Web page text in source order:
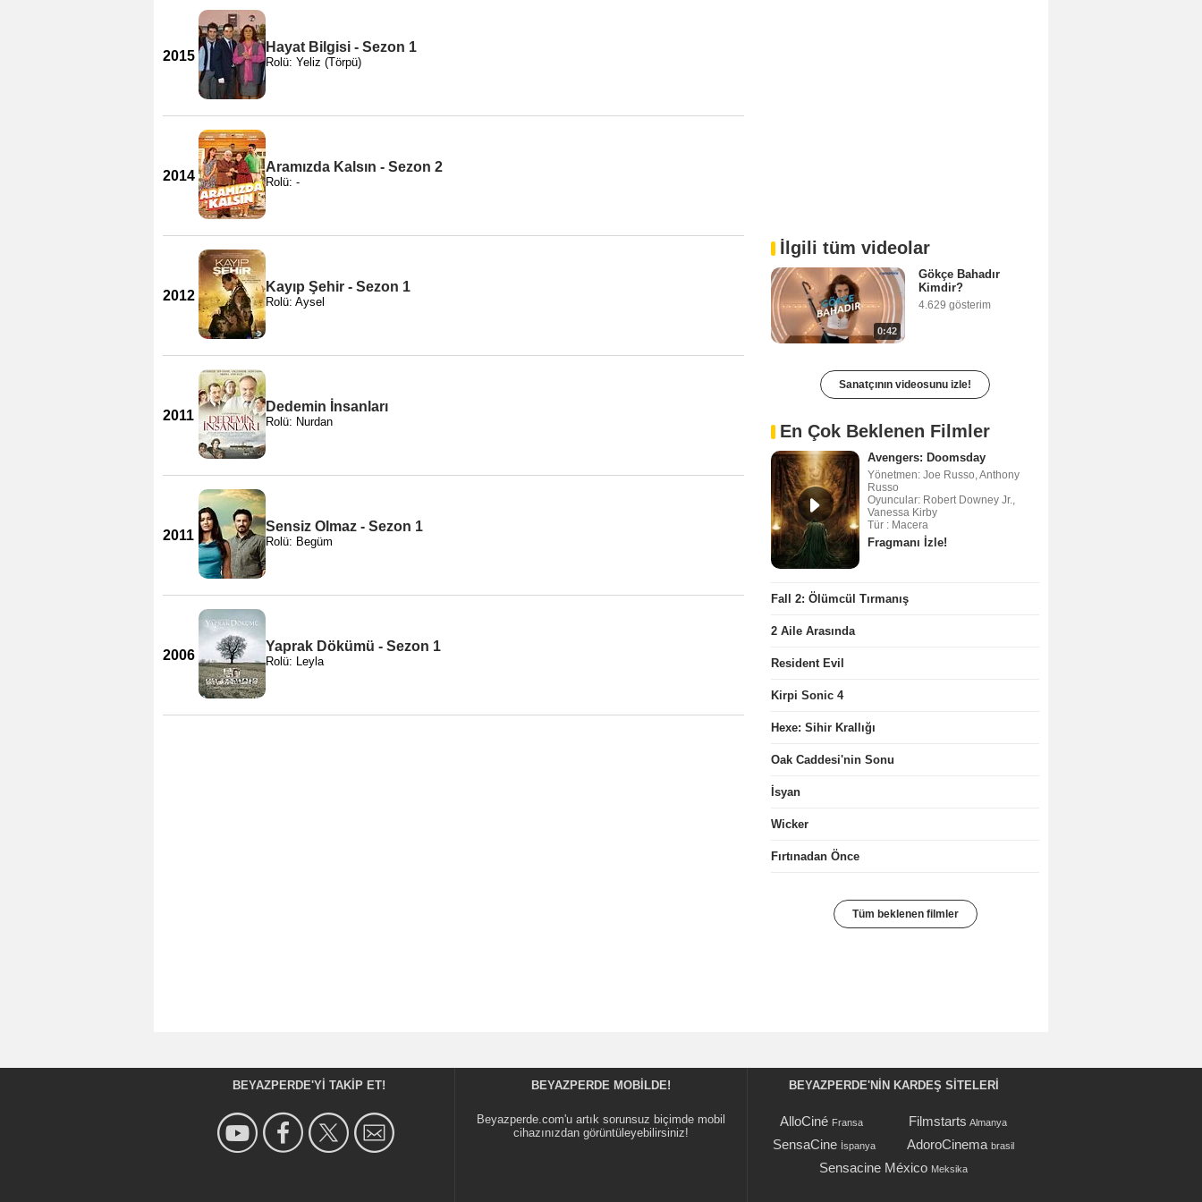
2015
Hayat Bilgisi - Sezon 1
Rolü: Yeliz (Törpü)
2014
Aramızda Kalsın - Sezon 2
Rolü: -
2012
Kayıp Şehir - Sezon 1
Rolü: Aysel
2011
Dedemin İnsanları
Rolü: Nurdan
2011
Sensiz Olmaz - Sezon 1
Rolü: Begüm
2006
Yaprak Dökümü - Sezon 1
Rolü: Leyla
İlgili tüm videolar
0:42
Gökçe Bahadır
Kimdir?
4.629 gösterim
Sanatçının videosunu izle!
En Çok Beklenen Filmler
Avengers: Doomsday
Yönetmen: Joe Russo, Anthony
Russo
Oyuncular: Robert Downey Jr.,
Vanessa Kirby
Tür : Macera
Fragmanı İzle!
Fall 2: Ölümcül Tırmanış
2 Aile Arasında
Resident Evil
Kirpi Sonic 4
Hexe: Sihir Krallığı
Oak Caddesi'nin Sonu
İsyan
Wicker
Fırtınadan Önce
Tüm beklenen filmler
BEYAZPERDE'YI TAKIP ET! BEYAZPERDE MOBILDE!
Beyazperde.com'u artık sorunsuz biçimde mobil
cihazınızdan görüntüleyebilirsiniz!
BEYAZPERDE'NIN KARDEŞ SİTELERİ
AlloCiné Fransa Filmstarts Almanya
SensaCine İspanya AdoroCinema brasil
Sensacine México Meksika